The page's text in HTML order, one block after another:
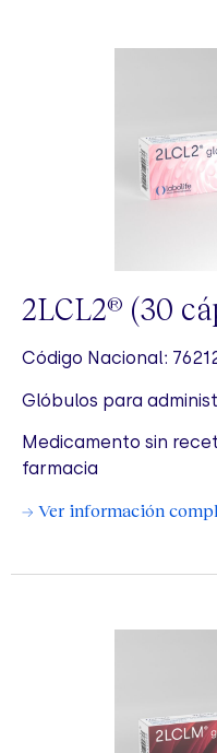
2LCL2® (30
Código Nacional:
Glóbulos para
Medicamento sin
farmacia
→ Ver información